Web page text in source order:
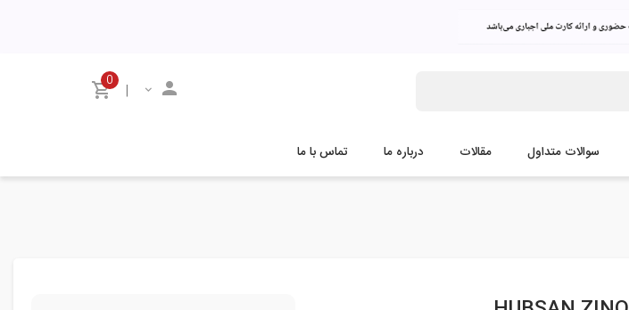
|
0
سوالات متداول مقالات درباره ما تماس با ما